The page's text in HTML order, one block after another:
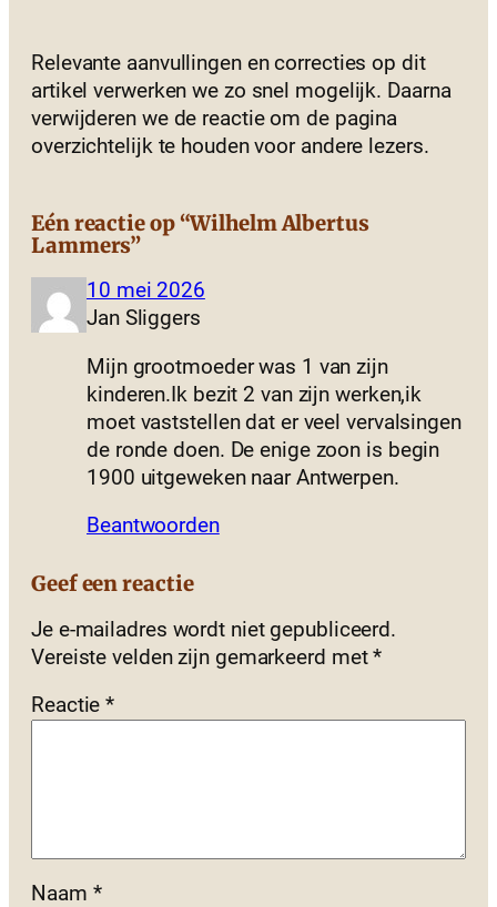
Relevante aanvullingen en correcties op dit
artikel verwerken we zo snel mogelijk. Daarna
verwijderen we de reactie om de pagina
overzichtelijk te houden voor andere lezers.
Eén reactie op “Wilhelm Albertus
Lammers”
10 mei 2026
Jan Sliggers
Mijn grootmoeder was 1 van zijn
kinderen.Ik bezit 2 van zijn werken,ik
moet vaststellen dat er veel vervalsingen
de ronde doen. De enige zoon is begin
1900 uitgeweken naar Antwerpen.
Beantwoorden
Geef een reactie
Je e-mailadres wordt niet gepubliceerd.
Vereiste velden zijn gemarkeerd met*
Reactie*
Naam *